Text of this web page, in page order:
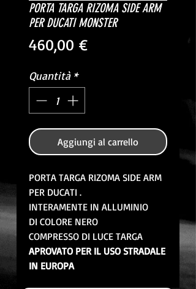
PORTA TARGA RIZOMA SIDE ARM
PER DUCATI MONSTER
460,00 €Prezzo
Quantità *
Aggiungi al carrello
PORTA TARGA RIZOMA SIDE ARM
PER DUCATI .
INTERAMENTE IN ALLUMINIO
DI COLORE NERO
COMPRESSO DI LUCE TARGA
APROVATO PER IL USO STRADALE
IN EUROPA